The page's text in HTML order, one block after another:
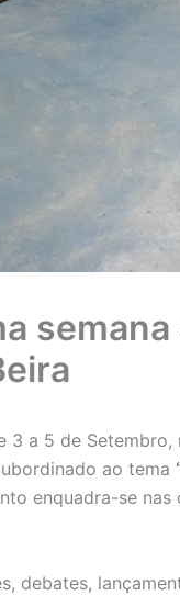
semana
3 a 5 de
ao tema
enquadra-se
debates,